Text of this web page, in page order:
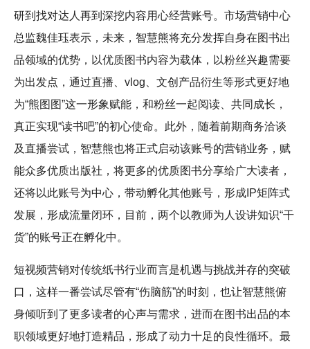
研到找对达人再到深挖内容用心经营账号。市场营销中心
总监魏佳珏表示，未来，智慧熊将充分发挥自身在图书出
品领域的优势，以优质图书内容为载体，以粉丝兴趣需要
为出发点，通过直播、vlog、文创产品衍生等形式更好地
为“熊图图”这一形象赋能，和粉丝一起阅读、共同成长，
真正实现“读书吧”的初心使命。此外，随着前期商务洽谈
及直播尝试，智慧熊也将正式启动该账号的营销业务，赋
能众多优质出版社，将更多的优质图书分享给广大读者，
还将以此账号为中心，带动孵化其他账号，形成IP矩阵式
发展，形成流量闭环，目前，两个以教师为人设讲知识“干
货”的账号正在孵化中。
短视频营销对传统纸书行业而言是机遇与挑战并存的突破
口，这样一番尝试尽管有“伤脑筋”的时刻，也让智慧熊俯
身倾听到了更多读者的心声与需求，进而在图书出品的本
职领域更好地打造精品，形成了动力十足的良性循环。最